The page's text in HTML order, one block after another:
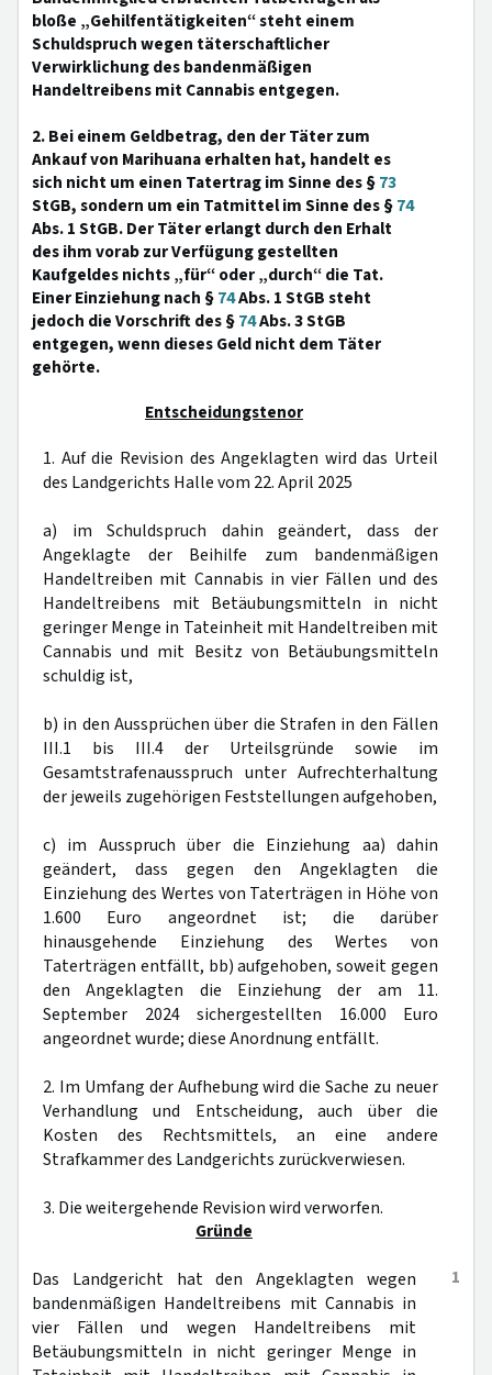
bloße „Gehilfentätigkeiten“ steht einem
Schuldspruch wegen täterschaftlicher
Verwirklichung des bandenmäßigen
Handeltreibens mit Cannabis entgegen.
2. Bei einem Geldbetrag, den der Täter zum
Ankauf von Marihuana erhalten hat, handelt es
sich nicht um einen Tatertrag im Sinne des §73
StGB, sondern um ein Tatmittel im Sinne des §74
Abs. 1 StGB. Der Täter erlangt durch den Erhalt
des ihm vorab zur Verfügung gestellten
Kaufgeldes nichts „für“ oder „durch“ die Tat.
Einer Einziehung nach §74Abs. 1 StGB steht
jedoch die Vorschrift des §74Abs. 3 StGB
entgegen, wenn dieses Geld nicht dem Täter
gehörte.
Entscheidungstenor
1. Auf die Revision des Angeklagten wird das Urteil
des Landgerichts Halle vom 22. April 2025
a) im Schuldspruch dahin geändert, dass der
Angeklagte der Beihilfe zum bandenmäßigen
Handeltreiben mit Cannabis in vier Fällen und des
Handeltreibens mit Betäubungsmitteln in nicht
geringer Menge in Tateinheit mit Handeltreiben mit
Cannabis und mit Besitz von Betäubungsmitteln
schuldig ist,
b) in den Aussprüchen über die Strafen in den Fällen
III.1 bis III.4 der Urteilsgründe sowie im
Gesamtstrafenausspruch unter Aufrechterhaltung
der jeweils zugehörigen Feststellungen aufgehoben,
c) im Ausspruch über die Einziehung aa) dahin
geändert, dass gegen den Angeklagten die
Einziehung des Wertes von Taterträgen in Höhe von
1.600 Euro angeordnet ist; die darüber
hinausgehende Einziehung des Wertes von
Taterträgen entfällt, bb) aufgehoben, soweit gegen
den Angeklagten die Einziehung der am 11.
September 2024 sichergestellten 16.000 Euro
angeordnet wurde; diese Anordnung entfällt.
2. Im Umfang der Aufhebung wird die Sache zu neuer
Verhandlung und Entscheidung, auch über die
Kosten des Rechtsmittels, an eine andere
Strafkammer des Landgerichts zurückverwiesen.
3. Die weitergehende Revision wird verworfen.
Gründe
1
Das Landgericht hat den Angeklagten wegen
bandenmäßigen Handeltreibens mit Cannabis in
vier Fällen und wegen Handeltreibens mit
Betäubungsmitteln in nicht geringer Menge in